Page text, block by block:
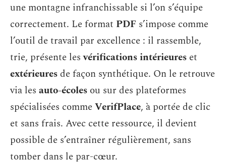
une montagne infranchissable si l’on s’équipe
correctement. Le format PDF s’impose comme
l’outil de travail par excellence : il rassemble,
trie, présente lesvérifications intérieures et
extérieuresde façon synthétique. On le retrouve
via les auto-écoles ou sur des plateformes
spécialisées commeVerifPlace, à portée de clic
et sans frais. Avec cette ressource, il devient
possible de s’entraîner régulièrement, sans
tomber dans le par-cœur.